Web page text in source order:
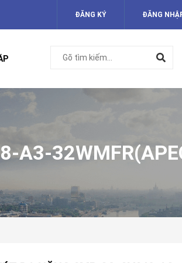
ĐĂNG KÝ ĐĂNG
A3-